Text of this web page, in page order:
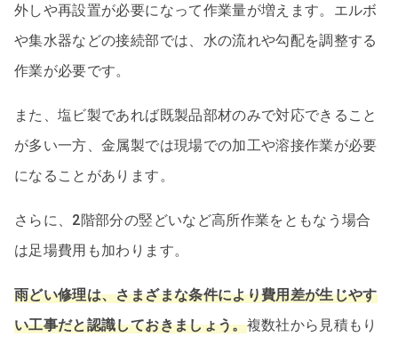
外しや再設置が必要になって作業量が増えます。エルボ
や集水器などの接続部では、水の流れや勾配を調整する
作業が必要です。
また、塩ビ製であれば既製品部材のみで対応できること
が多い一方、金属製では現場での加工や溶接作業が必要
になることがあります。
さらに、2階部分の竪どいなど高所作業をともなう場合
は足場費用も加わります。
雨どい修理は、さまざまな条件により費用差が生じやす
い工事だと認識しておきましょう。複数社から見積もり